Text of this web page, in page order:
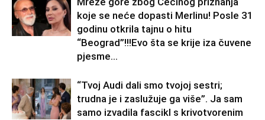
koje se neće dopasti Merlinu! Posle 31
godinu otkrila tajnu o hitu
“Beograd”!!!Evo šta se krije iza čuvene
pjesme...
“Tvoj Audi dali smo tvojoj sestri;
trudna je i zaslužuje ga više”. Ja sam
samo izvadila fascikl s krivotvorenim